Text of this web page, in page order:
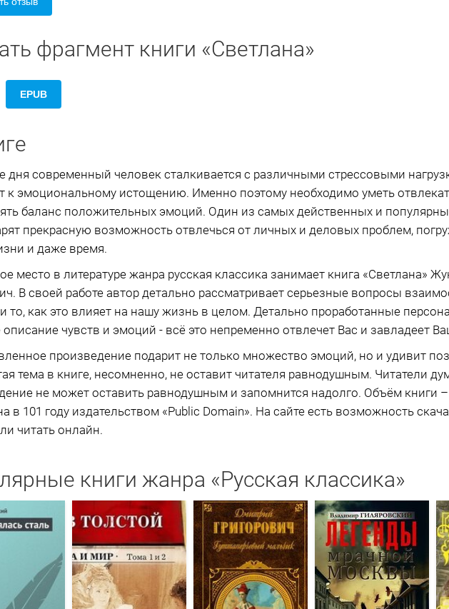
фрагмент книги «Светлана»
EPUB
дня современный человек сталкивается с различными стрессовыми
к эмоциональному истощению. Именно поэтому необходимо уметь
баланс положительных эмоций. Один из самых действенных и
прекрасную возможность отвлечься от личных и деловых проблем,
и даже время.
место в литературе жанра русская классика занимает книга «Светлана»
В своей работе автор детально рассматривает серьезные вопросы
то, как это влияет на нашу жизнь в целом. Детально проработанные
описание чувств и эмоций - всё это непременно отвлечет Вас и завладеет
произведение подарит не только множество эмоций, но и удивит
тема в книге, несомненно, не оставит читателя равнодушным. Читатели
не может оставить равнодушным и запомнится надолго. Объём книги
в 101 году издательством «Public Domain». На сайте есть возможность
читать онлайн.
книги жанра «Русская классика»